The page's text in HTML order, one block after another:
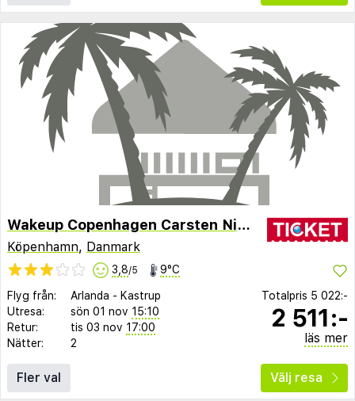
Wakeup Copenhagen Carsten Niebuhrs Gade
Köpenhamn, Danmark
3,8/5 9°C
Flyg från: Arlanda - Kastrup
Utresa:
sön 01 nov 15:10
Retur:
tis 03 nov 17:00
Nätter:
2
Totalpris 5 022:-
2 511:-
läs mer
Fler val Välj resa